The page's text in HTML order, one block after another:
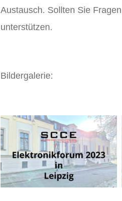
Austausch. Sollten Sie
unterstützen.
Bildergalerie: